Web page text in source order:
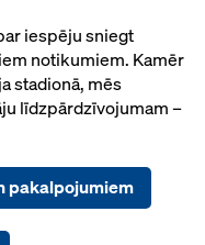
iespēju sniegt
notikumiem. Kamēr
stadionā, mēs
līdzpārdzīvojumam –
pakalpojumiem